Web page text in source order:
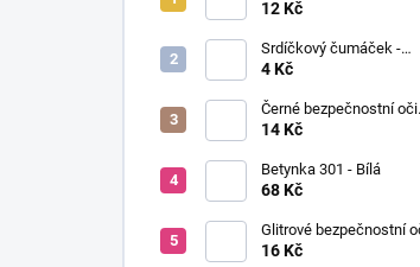
Ø12mm (pár)
12 Kč
Srdíčkový čumáček -
12x13mm
4 Kč
Černé bezpečnostní oči
Ø14mm (pár)
14 Kč
Betynka 301 - Bílá
68 Kč
Glitrové bezpečnostní
Ø10mm (Pár)
16 Kč